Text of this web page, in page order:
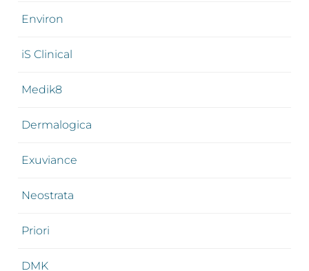
Environ
iS Clinical
Medik8
Dermalogica
Exuviance
Neostrata
Priori
DMK